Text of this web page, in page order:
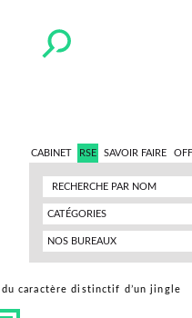
CABINET RSE SAVOIR FAIRE
du caractère distinctif d’un jingle
CATÉGORIES
NOS BUREAUX